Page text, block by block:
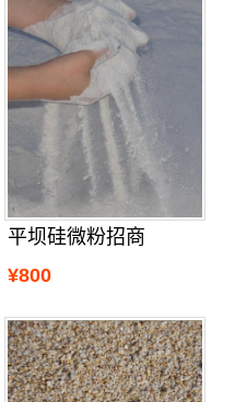
平坝硅微粉招商
¥800